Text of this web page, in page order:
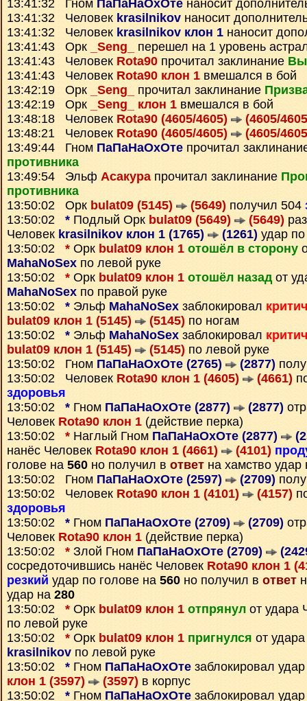
13:41:32 Гном ПаПаНаОхОте наносит
13:41:32 Человек krasilnikov наносит
13:41:32 Человек krasilnikov клон 1 наносит
13:41:43 Орк
_Seng_
перешел на 1 уровень
13:41:43 Человек Rota90 прочитал заклинание
13:41:43 Человек Rota90 клон 1 вмешался в бой
13:42:19 Орк
_Seng_ прочитал заклинание
13:42:19 Орк
_Seng_ клон 1 вмешался в бой
13:48:18 Человек Rota90 (4605/4605)
(4605/
13:48:21 Человек Rota90 (4605/4605)
(4605/
13:49:44 Гном ПаПаНаОхОте прочитал
противника
13:49:54 Эльф Асакура прочитал заклинание
противника
13:50:02 Орк bulat09 (5145) (5649) получил 504
13:50:02 * Подлый Орк bulat09 (5649) (5649)
Человек krasilnikov клон 1 (1765) (1261) удар
13:50:02 * Орк bulat09 клон 1 отошёл в сторону
MahaNoSex по левой руке
13:50:02 * Орк bulat09 клон 1 отошёл назадот
MahaNoSex по правой руке
13:50:02 * Эльф MahaNoSex заблокировал
bulat09 клон 1 (5145)
(5145) по ногам
13:50:02 * Эльф MahaNoSex заблокировал
bulat09 клон 1 (5145)
(5145) по левой руке
13:50:02 Гном ПаПаНаОхОте (2765) (2877)
13:50:02 Человек Rota90 клон 1 (4605) (4661)
здоровья
13:50:02 * Гном ПаПаНаОхОте (2877) (2877)
Человек Rota90 клон 1 (действие перка)
13:50:02 * Наглый Гном ПаПаНаОхОте (2877)
нанёс Человек Rota90 клон 1 (4661) (4101)
голове на 560 но получил в ответ на хамство
13:50:02 Гном ПаПаНаОхОте (2597) (2709)
13:50:02 Человек Rota90 клон 1 (4101) (4157)
здоровья
13:50:02 * Гном ПаПаНаОхОте (2709) (2709)
Человек Rota90 клон 1 (действие перка)
13:50:02 * Злой Гном ПаПаНаОхОте (2709)
сосредоточившись нанёс Человек Rota90 клон 1
резкий удар по голове на 560 но получил в ответ
удар на 280
13:50:02 * Орк bulat09 клон 1 отпрянул от удара
по левой руке
13:50:02 * Орк bulat09 клон 1 пригнулся от
krasilnikov по левой руке
13:50:02 * Гном ПаПаНаОхОте заблокировал
клон 1 (3597)
(3597) в корпус
13:50:02 * Гном ПаПаНаОхОте заблокировал